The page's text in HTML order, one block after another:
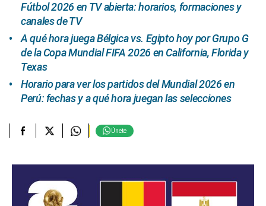
Fútbol 2026 en TV abierta: horarios, formaciones y
canales de TV
A qué hora juega Bélgica vs. Egipto hoy por Grupo G
de la Copa Mundial FIFA 2026 en California, Florida y
Texas
Horario para ver los partidos del Mundial 2026 en
Perú: fechas y a qué hora juegan las selecciones
Únete